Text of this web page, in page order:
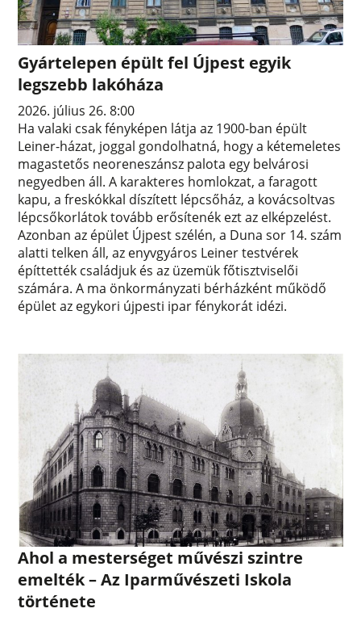
Gyártelepen épült fel Újpest egyik
legszebb lakóháza
2026. július 26. 8:00
Ha valaki csak fényképen látja az 1900-ban épült
Leiner-házat, joggal gondolhatná, hogy a kétemeletes
magastetős neoreneszánsz palota egy belvárosi
negyedben áll. A karakteres homlokzat, a faragott
kapu, a freskókkal díszített lépcsőház, a kovácsoltvas
lépcsőkorlátok tovább erősítenék ezt az elképzelést.
Azonban az épület Újpest szélén, a Duna sor 14. szám
alatti telken áll, az enyvgyáros Leiner testvérek
építtették családjuk és az üzemük főtisztviselői
számára. A ma önkormányzati bérházként működő
épület az egykori újpesti ipar fénykorát idézi.
Ahol a mesterséget művészi szintre
emelték – Az Iparművészeti Iskola
története